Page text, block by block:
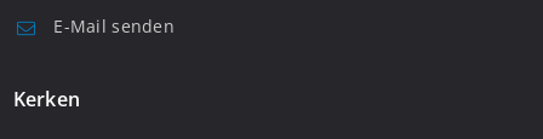
E-Mail senden
Kerken